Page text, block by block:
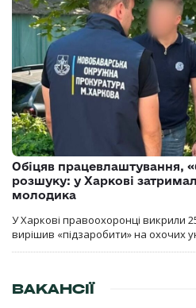
Обіцяв працевлаштування,
розшуку: у Харкові
молодика
У Харкові правоохоронці викрили
вирішив «підзаробити» на охочих
ВАКАНСІЇ